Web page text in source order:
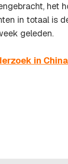
het
in totaal is
geleden.
in